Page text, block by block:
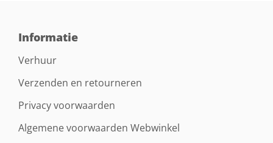
Informatie
Verhuur
Verzenden en retourneren
Privacy voorwaarden
Algemene voorwaarden Webwinkel